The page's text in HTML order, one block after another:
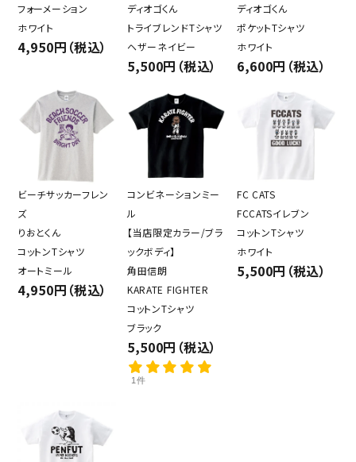
フォーメーション
ホワイト
4,950円（税込）
ディオゴくん
トライブレンドTシャツ
ヘザーネイビー
5,500円（税込）
ディオゴくん
ポケットTシャツ
ホワイト
6,600円（税込）
ビーチサッカーフレン
ズ
りおとくん
コットンTシャツ
オートミール
4,950円（税込）
コンビネーションミー
ル
【当店限定カラー/ブラ
ックボディ】
角田信朗
KARATE FIGHTER
コットンTシャツ
ブラック
5,500円（税込）
1件
FC CATS
FCCATSイレブン
コットンTシャツ
ホワイト
5,500円（税込）